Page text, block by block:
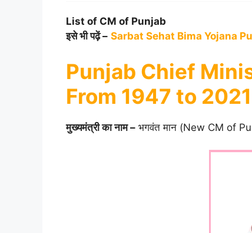
List of CM of Punjab
इसे भी पढ़ें – Sarbat Sehat Bima Yojana
Punjab Chief
From 1947 to 2021
मुख्यमंत्री का नाम – भगवंत मान (New CM of